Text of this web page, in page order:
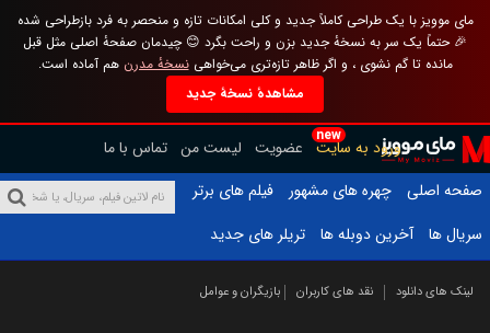
مای موویز با یک طراحی کاملاً جدید و کلی امکانات تازه و منحصر به فرد بازطراحی شده
🎉 حتماً یک سر به نسخهٔ جدید بزن و راحت بگرد 😊 چیدمان صفحهٔ اصلی مثل قبل
مانده تا گم نشوی ، و اگر ظاهر تازه‌تری می‌خواهینسخهٔ مدرن هم آماده است.
مشاهدهٔ نسخهٔ جدید
new
ورود به سایت عضویت لیست من تماس با ما
صفحه اصلی
چهره های مشهور
فیلم های برتر
سریال ها
آخرین دوبله ها تریلر های جدید
لینک های دانلود نقد های کاربران بازیگران و عوامل